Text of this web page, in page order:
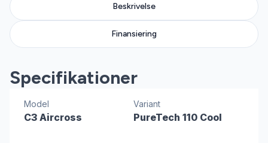
Beskrivelse
Finansiering
Specifikationer
Model
C3 Aircross
Variant
PureTech 110 Cool